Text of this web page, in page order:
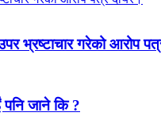
भ्रष्टाचार गरेको आरोप
पनि जाने कि ?